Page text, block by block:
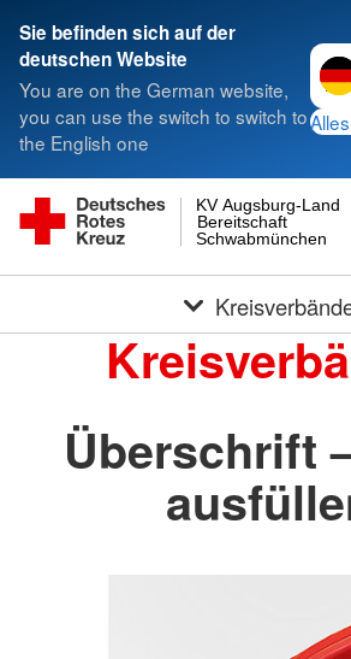
Sie befinden sich auf der
deutschen Website
You are on the German website,
you can use the switch to switch to
the English one
Schwabmünchen
Bereitschaft
KV Augsburg-Land
Überschrift